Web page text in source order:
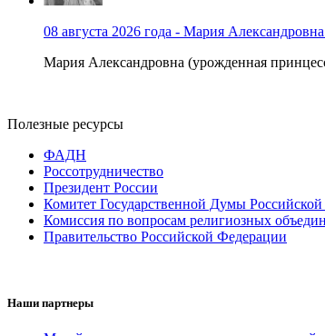
08 августа 2026 года - Мария
Мария Александровна (урожденная
Полезные ресурсы
ФАДН
Россотрудничество
Президент России
Комитет Государственной Думы
Комиссия по вопросам религиозных
Правительство Российской Федерации
Наши партнеры